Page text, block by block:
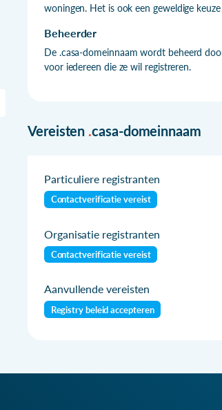
woningen. Het is ook een geweldige
Beheerder
De .casa-domeinnaam wordt beheerd
voor iedereen die ze wil registreren.
Vereisten .casa-domeinnaam
Particuliere registranten
Contactverificatie vereist
Organisatie registranten
Contactverificatie vereist
Aanvullende vereisten
Registry beleid accepteren